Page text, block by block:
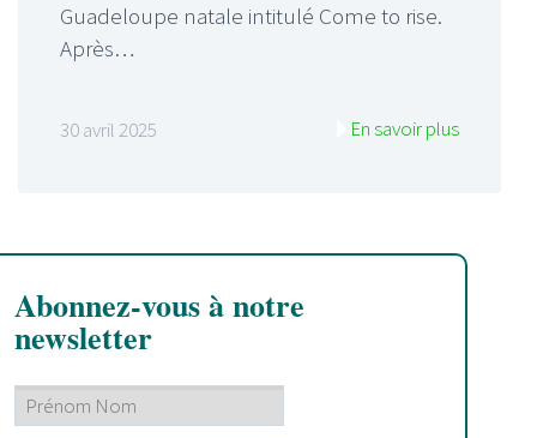
Guadeloupe natale intitulé Come to rise.
Après…
30 avril 2025 En savoir plus
Abonnez-vous à notre
newsletter